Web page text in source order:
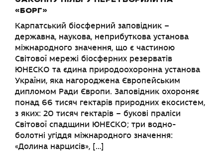
«БОРГ»
Карпатський біосферний заповідник –
державна, наукова, неприбуткова установа
міжнародного значення, що є частиною
Світової мережі біосферних резерватів
ЮНЕСКО та єдина природоохоронна установа
України, яка нагороджена Європейським
дипломом Ради Європи. Заповідник охороняє
понад 66 тисяч гектарів природних екосистем,
з яких: 20 тисяч гектарів – букові праліси
Світової спадщини ЮНЕСКО; три водно-
болотні угіддя міжнародного значення:
«Долина нарцисів», […]